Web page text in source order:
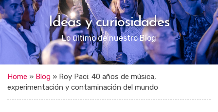
Ideas y curiosidades
Lo último de nuestro Blog
Home » Blog » Roy Paci: 40 años de música,
experimentación y contaminación del mundo